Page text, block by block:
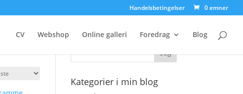
Handelsbetingelser 0 emner
CV Webshop Online galleri Foredrag Blog
Søg på skora.dk
Kategorier i min blog